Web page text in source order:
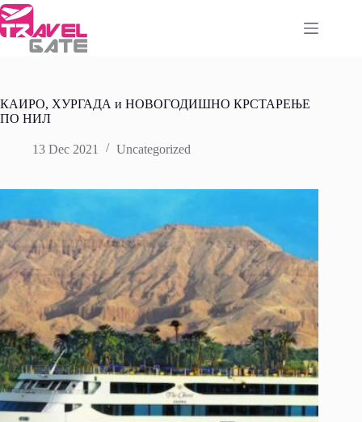
Skip
to
content
КАИРО, ХУРГАДА и НОВОГОДИШНО КРСТАРЕЊЕ
ПО НИЛ
13 Dec 2021 Uncategorized